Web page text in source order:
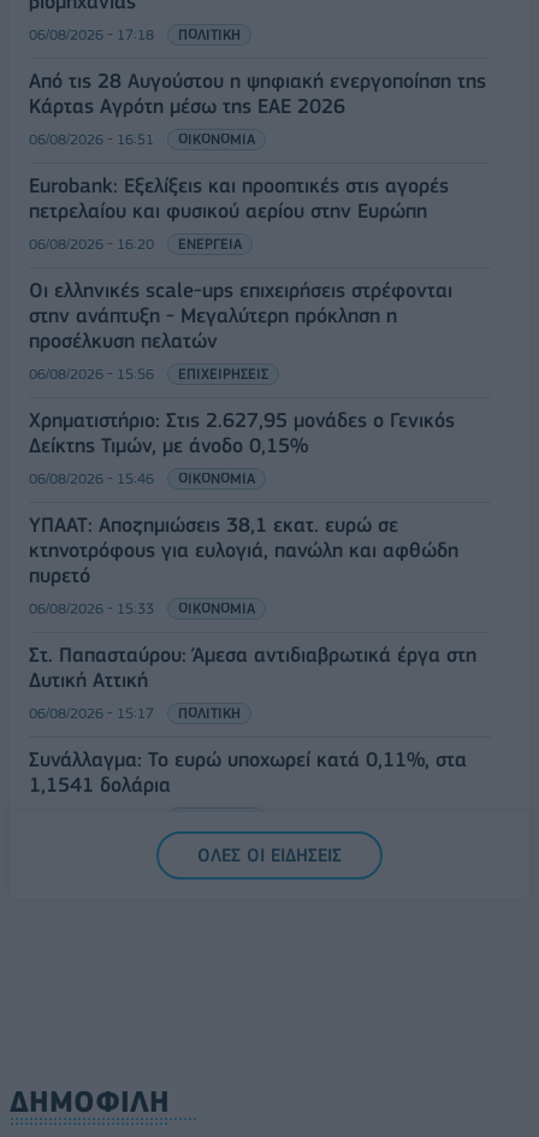
06/08/2026 - 17:18 ΠΟΛΙΤΙΚΗ
Από τις 28 Αυγούστου η ψηφιακή ενεργοποίηση της
Κάρτας Αγρότη μέσω της ΕΑΕ 2026
06/08/2026 - 16:51 ΟΙΚΟΝΟΜΙΑ
Eurobank: Εξελίξεις και προοπτικές στις αγορές
πετρελαίου και φυσικού αερίου στην Ευρώπη
06/08/2026 - 16:20 ΕΝΕΡΓΕΙΑ
Οι ελληνικές scale-ups επιχειρήσεις στρέφονται
στην ανάπτυξη - Μεγαλύτερη πρόκληση η
προσέλκυση πελατών
06/08/2026 - 15:56 ΕΠΙΧΕΙΡΗΣΕΙΣ
Χρηματιστήριο: Στις 2.627,95 μονάδες ο Γενικός
Δείκτης Τιμών, με άνοδο 0,15%
06/08/2026 - 15:46 ΟΙΚΟΝΟΜΙΑ
ΥΠΑΑΤ: Αποζημιώσεις 38,1 εκατ. ευρώ σε
κτηνοτρόφους για ευλογιά, πανώλη και αφθώδη
πυρετό
06/08/2026 - 15:33 ΟΙΚΟΝΟΜΙΑ
Στ. Παπασταύρου: Άμεσα αντιδιαβρωτικά έργα στη
Δυτική Αττική
06/08/2026 - 15:17 ΠΟΛΙΤΙΚΗ
Συνάλλαγμα: Το ευρώ υποχωρεί κατά 0,11%, στα
1,1541 δολάρια
ΟΛΕΣ ΟΙ ΕΙΔΗΣΕΙΣ
ΔΗΜΟΦΙΛΗ